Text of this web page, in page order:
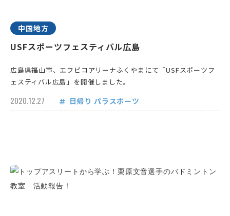
中国地方
USFスポーツフェスティバル広島
広島県福山市、エフピコアリーナふくやまにて「USFスポーツフ
ェスティバル広島」を開催しました。
2020.12.27 日帰り パラスポーツ